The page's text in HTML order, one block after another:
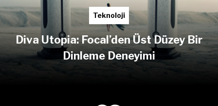
Teknoloji
Diva Utopia: Focal’den Üst Düzey Bir
Dinleme Deneyimi